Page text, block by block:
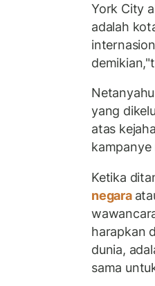
York City
adalah
yang
atas
kampanye
Ketika
negara
harapkan
dunia,
sama